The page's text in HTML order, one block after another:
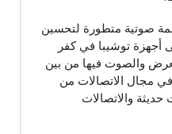
صوتية متطورة لتحسين
أجهزة توشيبا في كفر
والصوت فيها من بين
في مجال الاتصالات من
حديثة والاتصالات